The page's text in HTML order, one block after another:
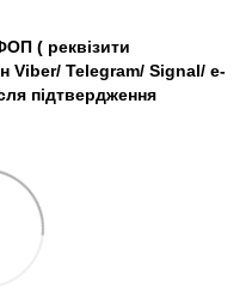
( реквізити
Viber/ Telegram/ Signal/ e-
підтвердження